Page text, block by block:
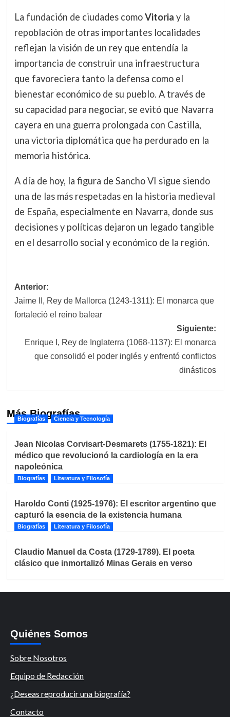
La fundación de ciudades comoVitoria y la
repoblación de otras importantes localidades
reflejan la visión de un rey que entendía la
importancia de construir una infraestructura
que favoreciera tanto la defensa como el
bienestar económico de su pueblo. A través de
su capacidad para negociar, se evitó que Navarra
cayera en una guerra prolongada con Castilla,
una victoria diplomática que ha perdurado en la
memoria histórica.
A día de hoy, la figura de Sancho VI sigue siendo
una de las más respetadas en la historia medieval
de España, especialmente en Navarra, donde sus
decisiones y políticas dejaron un legado tangible
en el desarrollo social y económico de la región.
Navegación
de
Anterior:
Jaime II, Rey de Mallorca (1243-1311): El monarca que
fortaleció el reino balear
Siguiente:
Enrique I, Rey de Inglaterra (1068-1137): El monarca
que consolidó el poder inglés y enfrentó conflictos
dinásticos
Más Biografías
Biografías Ciencia y Tecnología
Jean Nicolas Corvisart-Desmarets (1755-1821): El
médico que revolucionó la cardiología en la era
napoleónica
Biografías Literatura y Filosofía
Haroldo Conti (1925-1976): El escritor argentino que
capturó la esencia de la existencia humana
Biografías Literatura y Filosofía
Claudio Manuel da Costa (1729-1789). El poeta
clásico que inmortalizó Minas Gerais en verso
Quiénes Somos
Sobre Nosotros
Equipo de Redacción
¿Deseas reproducir una biografía?
Contacto